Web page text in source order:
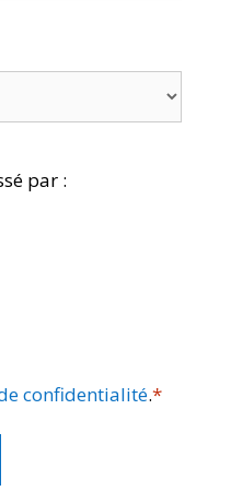
par :
confidentialité.*